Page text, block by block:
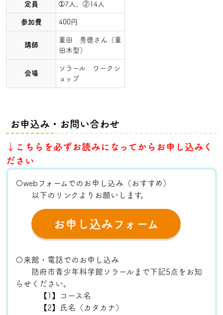
定員 ➀7人、②14人
参加費 400円
講師
重田 秀徳さん（重
田木型）
会場
ソラール ワークシ
ョップ
お申込み・お問い合わせ
↓こちらを必ずお読みになってからお申し込みく
ださい
〇webフォームでのお申し込み（おすすめ）
以下のリンクよりお願いします。
お申し込みフォーム
〇来館・電話でのお申し込み
防府市青少年科学館ソラールまで下記5点をお知
らせください。
【1】コース名
【2】氏名（カタカナ）